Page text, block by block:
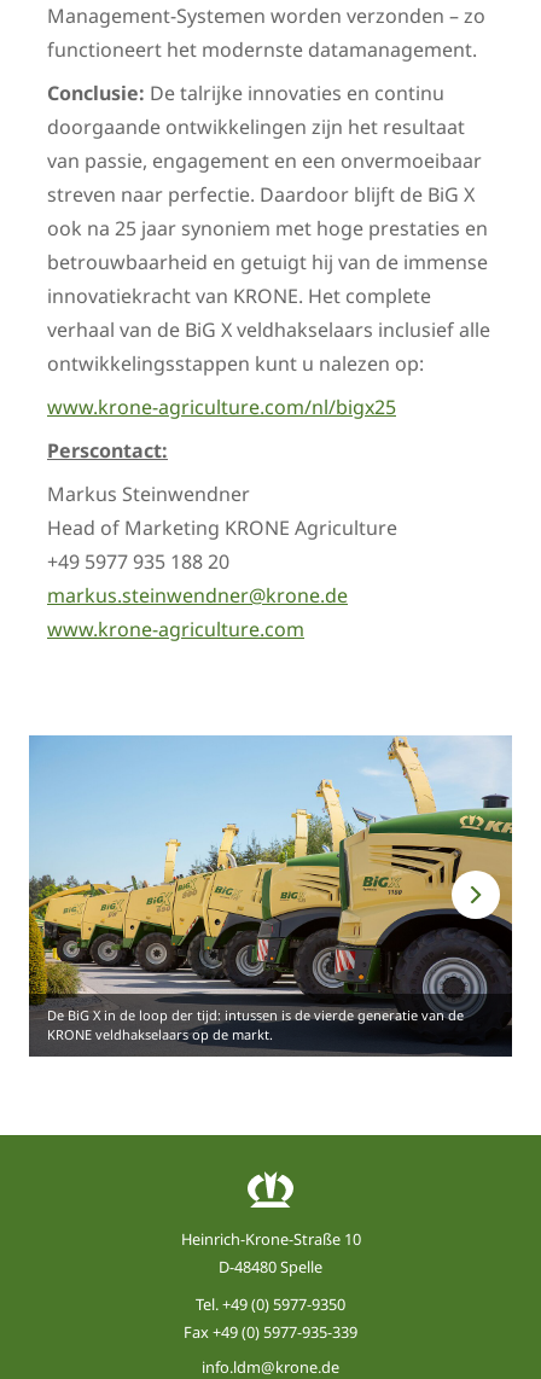
Management-Systemen worden verzonden – zo
functioneert het modernste datamanagement.
Conclusie: De talrijke innovaties en continu
doorgaande ontwikkelingen zijn het resultaat
van passie, engagement en een onvermoeibaar
streven naar perfectie. Daardoor blijft de BiG X
ook na 25 jaar synoniem met hoge prestaties en
betrouwbaarheid en getuigt hij van de immense
innovatiekracht van KRONE. Het complete
verhaal van de BiG X veldhakselaars inclusief alle
ontwikkelingsstappen kunt u nalezen op:
www.krone-agriculture.com/nl/bigx25
Perscontact:
Markus Steinwendner
Head of Marketing KRONE Agriculture
+49 5977 935 188 20
markus.steinwendner@krone.de
www.krone-agriculture.com
De BiG X in de loop der tijd: intussen is de vierde generatie van de
KRONE veldhakselaars op de markt.
Heinrich-Krone-Straße 10
D-48480 Spelle
Tel.+49 (0) 5977-9350
Fax +49 (0) 5977-935-339
info.ldm@krone.de